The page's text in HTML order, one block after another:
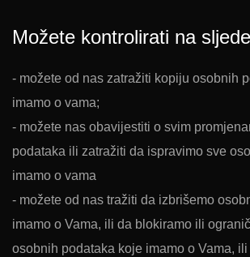
Možete kontrolirati na
- možete od nas zatražiti kopiju osobnih
imamo o vama;
- možete nas obavijestiti o svim
podataka ili zatražiti da ispravimo sve
imamo o vama
- možete od nas tražiti da izbrišemo
imamo o Vama, ili da blokiramo ili
osobnih podataka koje imamo o Vama,